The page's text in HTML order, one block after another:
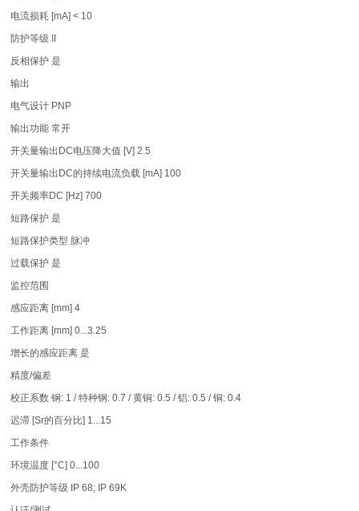
电流损耗 [mA] < 10
防护等级 II
反相保护 是
输出
电气设计 PNP
输出功能 常开
开关量输出DC电压降大值 [V] 2.5
开关量输出DC的持续电流负载 [mA] 100
开关频率DC [Hz] 700
短路保护 是
短路保护类型 脉冲
过载保护 是
监控范围
感应距离 [mm] 4
工作距离 [mm] 0...3.25
增长的感应距离 是
精度/偏差
校正系数 钢: 1 / 特种钢: 0.7 / 黄铜: 0.5 / 铝: 0.5 / 铜: 0.4
迟滞 [Sr的百分比] 1...15
工作条件
环境温度 [°C] 0...100
外壳防护等级 IP 68; IP 69K